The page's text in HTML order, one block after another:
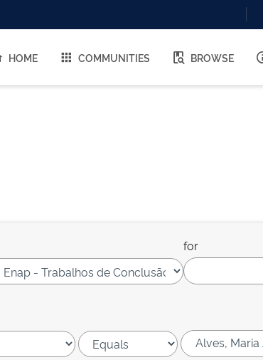
HOME COMMUNITIES BROWSE
for